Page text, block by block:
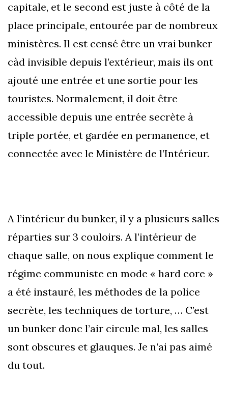
capitale, et le second est juste à côté de la
place principale, entourée par de nombreux
ministères. Il est censé être un vrai bunker
càd invisible depuis l’extérieur, mais ils ont
ajouté une entrée et une sortie pour les
touristes. Normalement, il doit être
accessible depuis une entrée secrète à
triple portée, et gardée en permanence, et
connectée avec le Ministère de l’Intérieur.
A l’intérieur du bunker, il y a plusieurs salles
réparties sur 3 couloirs. A l’intérieur de
chaque salle, on nous explique comment le
régime communiste en mode « hard core »
a été instauré, les méthodes de la police
secrète, les techniques de torture, … C’est
un bunker donc l’air circule mal, les salles
sont obscures et glauques. Je n’ai pas aimé
du tout.